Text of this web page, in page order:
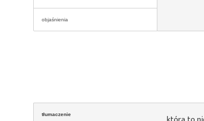
objaśnienia
tłumaczenie